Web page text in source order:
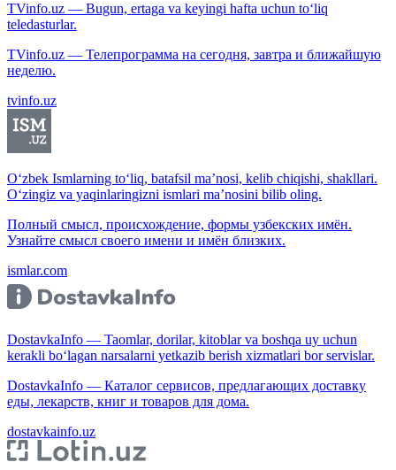
TVinfo.uz — Bugun, ertaga va keyingi hafta uchun to‘liq
teledasturlar.
TVinfo.uz — Телепрограмма на сегодня, завтра и ближайшую
неделю.
tvinfo.uz
O‘zbek Ismlarning to‘liq, batafsil ma’nosi, kelib chiqishi, shakllari.
O‘zingiz va yaqinlaringizni ismlari ma’nosini bilib oling.
Полный смысл, происхождение, формы узбекских имён.
Узнайте смысл своего имени и имён близких.
ismlar.com
DostavkaInfo — Taomlar, dorilar, kitoblar va boshqa uy uchun
kerakli bo‘lagan narsalarni yetkazib berish xizmatlari bor servislar.
DostavkaInfo — Каталог сервисов, предлагающих доставку
еды, лекарств, книг и товаров для дома.
dostavkainfo.uz